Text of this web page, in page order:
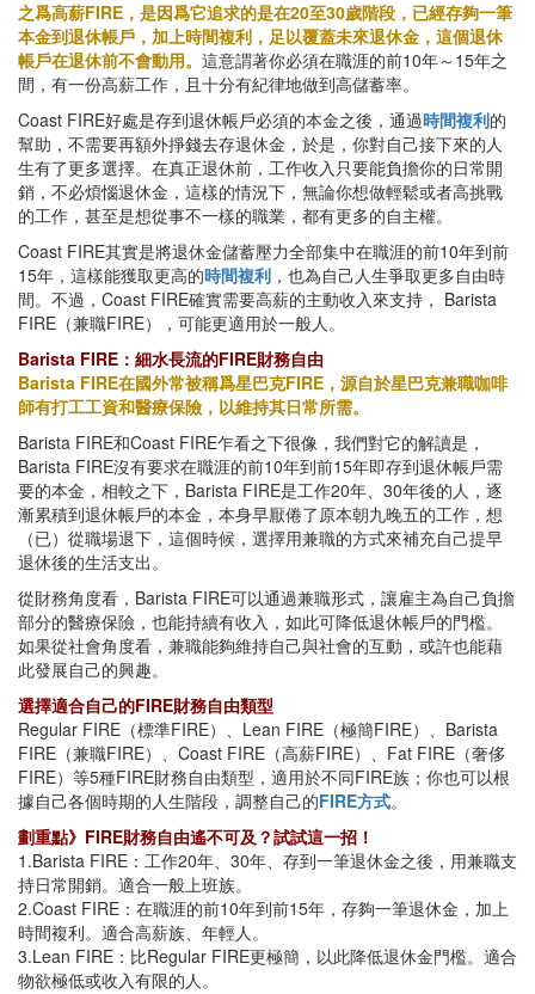
之爲高薪FIRE，是因爲它追求的是在20至30歲階段，已經存夠一筆
本金到退休帳戶，加上時間複利，足以覆蓋未來退休金，這個退休
帳戶在退休前不會動用。 這意謂著你必須在職涯的前10年～15年之
間，有一份高薪工作，且十分有紀律地做到高儲蓄率。
Coast FIRE好處是存到退休帳戶必須的本金之後，通過時間複利的
幫助，不需要再額外掙錢去存退休金，於是，你對自己接下來的人
生有了更多選擇。在真正退休前，工作收入只要能負擔你的日常開
銷，不必煩惱退休金，這樣的情況下，無論你想做輕鬆或者高挑戰
的工作，甚至是想從事不一樣的職業，都有更多的自主權。
Coast FIRE其實是將退休金儲蓄壓力全部集中在職涯的前10年到前
15年，這樣能獲取更高的時間複利 ，也為自己人生爭取更多自由時
間。不過，Coast FIRE確實需要高薪的主動收入來支持， Barista
FIRE（兼職FIRE），可能更適用於一般人。
Barista FIRE：細水長流的FIRE財務自由
Barista FIRE在國外常被稱爲星巴克FIRE，源自於星巴克兼職咖啡
師有打工工資和醫療保險，以維持其日常所需。
Barista FIRE和Coast FIRE乍看之下很像，我們對它的解讀是，
Barista FIRE沒有要求在職涯的前10年到前15年即存到退休帳戶需
要的本金，相較之下，Barista FIRE是工作20年、30年後的人，逐
漸累積到退休帳戶的本金，本身早厭倦了原本朝九晚五的工作，想
（已）從職場退下，這個時候，選擇用兼職的方式來補充自己提早
退休後的生活支出。
從財務角度看，Barista FIRE可以通過兼職形式，讓雇主為自己負擔
部分的醫療保險，也能持續有收入，如此可降低退休帳戶的門檻。
如果從社會角度看，兼職能夠維持自己與社會的互動，或許也能藉
此發展自己的興趣。
選擇適合自己的FIRE財務自由類型
Regular FIRE（標準FIRE）、Lean FIRE（極簡FIRE）、Barista
FIRE（兼職FIRE）、Coast FIRE（高薪FIRE）、Fat FIRE（奢侈
FIRE）等5種FIRE財務自由類型，適用於不同FIRE族；你也可以根
據自己各個時期的人生階段，調整自己的FIRE方式。
劃重點》FIRE財務自由遙不可及？試試這一招！
1.Barista FIRE：工作20年、30年、存到一筆退休金之後，用兼職支
持日常開銷。適合一般上班族。
2.Coast FIRE：在職涯的前10年到前15年，存夠一筆退休金，加上
時間複利。適合高薪族、年輕人。
3.Lean FIRE：比Regular FIRE更極簡，以此降低退休金門檻。適合
物欲極低或收入有限的人。